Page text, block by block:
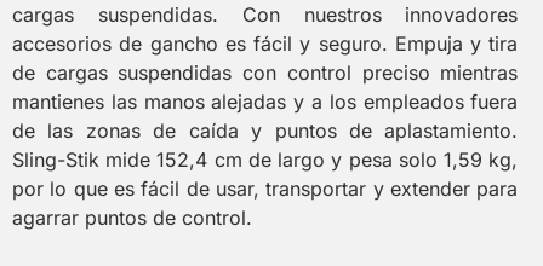
cargas suspendidas. Con nuestros innovadores
accesorios de gancho es fácil y seguro. Empuja y tira
de cargas suspendidas con control preciso mientras
mantienes las manos alejadas y a los empleados fuera
de las zonas de caída y puntos de aplastamiento.
Sling-Stik mide 152,4 cm de largo y pesa solo 1,59 kg,
por lo que es fácil de usar, transportar y extender para
agarrar puntos de control.